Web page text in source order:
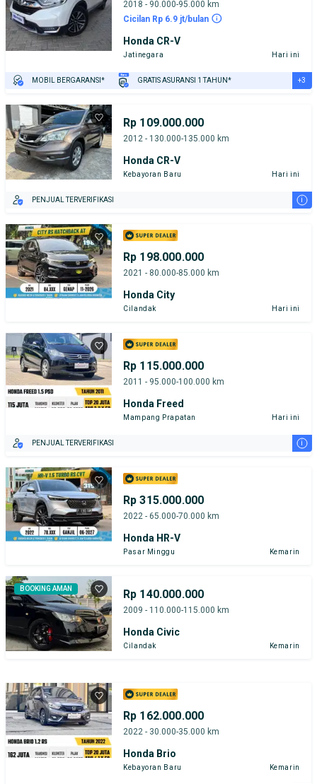
2018 - 90.000-95.000 km
Cicilan Rp 6.9 jt/bulan
Honda CR-V
Jatinegara Hari ini
MOBIL BERGARANSI* GRATIS ASURANSI 1 TAHUN*
PENJUAL TERVERIFIKASI
+3
Rp 109.000.000
2012 - 130.000-135.000 km
Honda CR-V
Kebayoran Baru Hari ini
PENJUAL TERVERIFIKASI i
Rp 198.000.000
2021 - 80.000-85.000 km
Honda City
Cilandak Hari ini
Rp 115.000.000
2011 - 95.000-100.000 km
Honda Freed
Mampang Prapatan Hari ini
PENJUAL TERVERIFIKASI i
Rp 315.000.000
2022 - 65.000-70.000 km
Honda HR-V
Pasar Minggu Kemarin
BOOKING AMAN Rp 140.000.000
2009 - 110.000-115.000 km
Honda Civic
Cilandak Kemarin
Rp 162.000.000
2022 - 30.000-35.000 km
Honda Brio
Kebayoran Baru Kemarin